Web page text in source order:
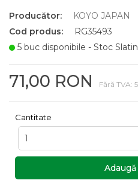
Producător:
KOYO JAPAN
Cod produs:
RG35493
5 buc disponibile - Stoc
71,00 RON Fără TVA:
Cantitate